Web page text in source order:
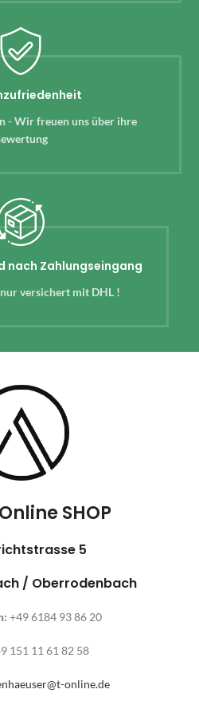
- Wir freuen uns über ihre
nach Zahlungseingang
versichert mit DHL !
SHOP
5
/ Oberrodenbach
+49 6184 93 86 20
151 11 61 82 58
online.de